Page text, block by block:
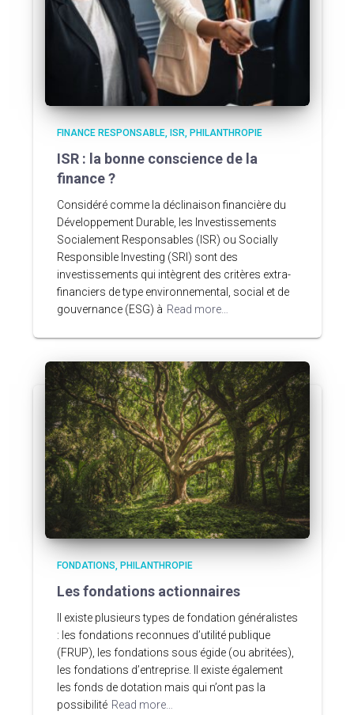
FINANCE RESPONSABLE ISR PHILANTHROPIE
ISR : la bonne conscience de la
finance ?
Considéré comme la déclinaison financière du
Développement Durable, les Investissements
Socialement Responsables (ISR) ou Socially
Responsible Investing (SRI) sont des
investissements qui intègrent des critères extra-
financiers de type environnemental, social et de
gouvernance (ESG) à Read more…
FONDATIONS PHILANTHROPIE
Les fondations actionnaires
Il existe plusieurs types de fondation généralistes
: les fondations reconnues d’utilité publique
(FRUP), les fondations sous égide (ou abritées),
les fondations d’entreprise. Il existe également
les fonds de dotation mais qui n’ont pas la
possibilité Read more…